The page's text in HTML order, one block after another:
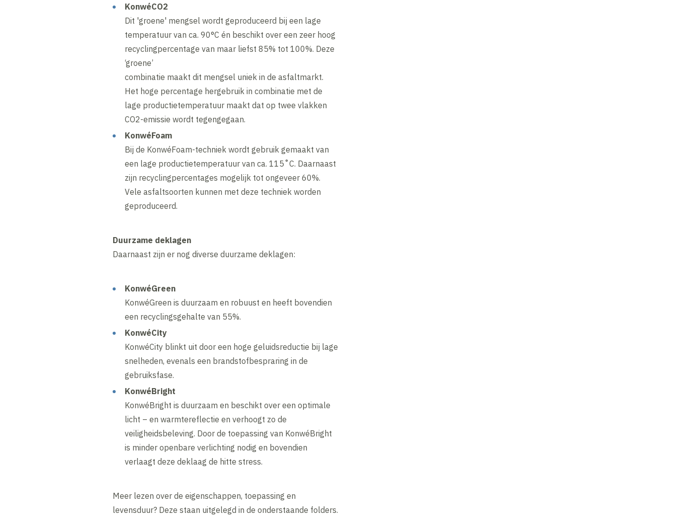
KonwéCO2
Dit 'groene' mengsel wordt geproduceerd bij een lage
temperatuur van ca. 90°C én beschikt over een zeer hoog
recyclingpercentage van maar liefst 85% tot 100%. Deze
‘groene’
combinatie maakt dit mengsel uniek in de asfaltmarkt.
Het hoge percentage hergebruik in combinatie met de
lage productietemperatuur maakt dat op twee vlakken
CO2-emissie wordt tegengegaan.
KonwéFoam
Bij de KonwéFoam-techniek wordt gebruik gemaakt van
een lage productietemperatuur van ca. 115˚C. Daarnaast
zijn recyclingpercentages mogelijk tot ongeveer 60%.
Vele asfaltsoorten kunnen met deze techniek worden
geproduceerd.
Duurzame deklagen
Daarnaast zijn er nog diverse duurzame deklagen:
KonwéGreen
KonwéGreen is duurzaam en robuust en heeft bovendien
een recyclingsgehalte van 55%.
KonwéCity
KonwéCity blinkt uit door een hoge geluidsreductie bij lage
snelheden, evenals een brandstofbespraring in de
gebruiksfase.
KonwéBright
KonwéBright is duurzaam en beschikt over een optimale
licht – en warmtereflectie en verhoogt zo de
veiligheidsbeleving. Door de toepassing van KonwéBright
is minder openbare verlichting nodig en bovendien
verlaagt deze deklaag de hitte stress.
Meer lezen over de eigenschappen, toepassing en
levensduur? Deze staan uitgelegd in de onderstaande folders.